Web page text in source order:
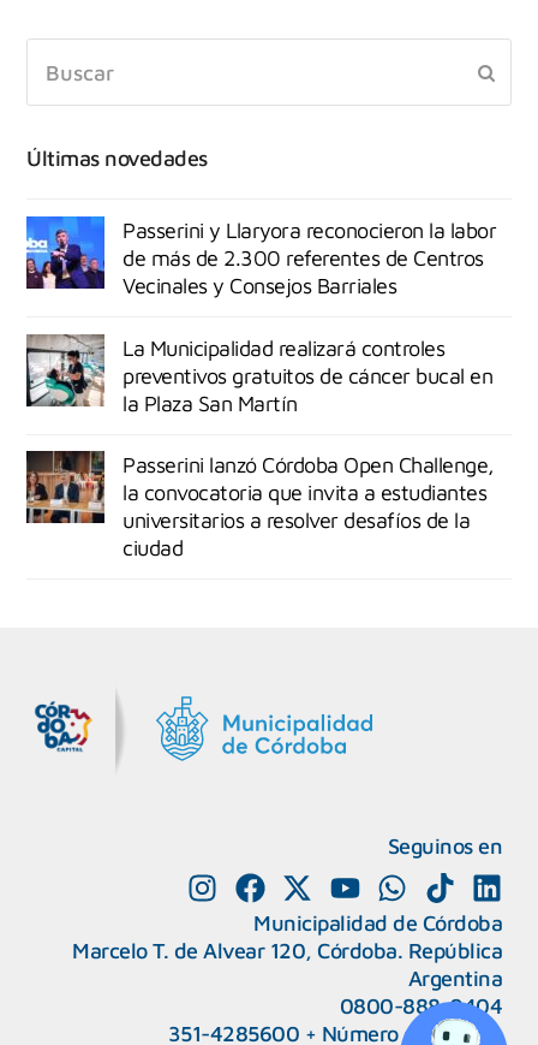
Últimas novedades
Passerini y Llaryora reconocieron la labor
de más de 2.300 referentes de Centros
Vecinales y Consejos Barriales
La Municipalidad realizará controles
preventivos gratuitos de cáncer bucal en
la Plaza San Martín
Passerini lanzó Córdoba Open Challenge,
la convocatoria que invita a estudiantes
universitarios a resolver desafíos de la
ciudad
Seguinos en
Municipalidad de Córdoba
Marcelo T. de Alvear 120, Córdoba. República
Argentina
0800-888-0404
351-4285600 + Número de interno
CAPeM – Centro de Atención a Personas Migrantes y Refugiadas.